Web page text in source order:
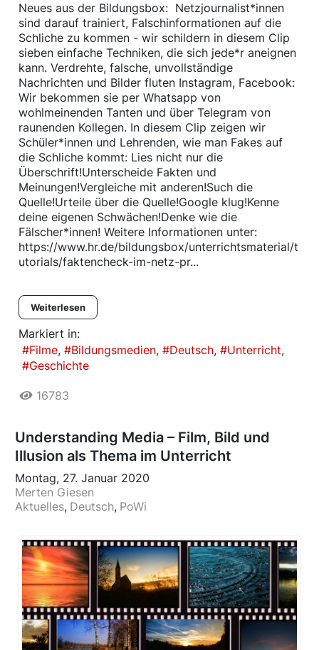
Neues aus der Bildungsbox: Netzjournalist*innen
sind darauf trainiert, Falschinformationen auf die
Schliche zu kommen - wir schildern in diesem Clip
sieben einfache Techniken, die sich jede*r aneignen
kann. Verdrehte, falsche, unvollständige
Nachrichten und Bilder fluten Instagram, Facebook:
Wir bekommen sie per Whatsapp von
wohlmeinenden Tanten und über Telegram von
raunenden Kollegen. In diesem Clip zeigen wir
Schüler*innen und Lehrenden, wie man Fakes auf
die Schliche kommt: Lies nicht nur die
Überschrift!Unterscheide Fakten und
Meinungen!Vergleiche mit anderen!Such die
Quelle!Urteile über die Quelle!Google klug!Kenne
deine eigenen Schwächen!Denke wie die
Fälscher*innen! Weitere Informationen unter:
https://www.hr.de/bildungsbox/unterrichtsmaterial/t
utorials/faktencheck-im-netz-pr...
Weiterlesen
Markiert in:
Filme
Bildungsmedien Deutsch
Unterricht
Geschichte
16783
Understanding Media – Film, Bild und
Illusion als Thema im Unterricht
Montag, 27. Januar 2020
Merten Giesen
Aktuelles Deutsch PoWi